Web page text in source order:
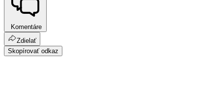
Komentáre
Zdielať
Skopírovať odkaz